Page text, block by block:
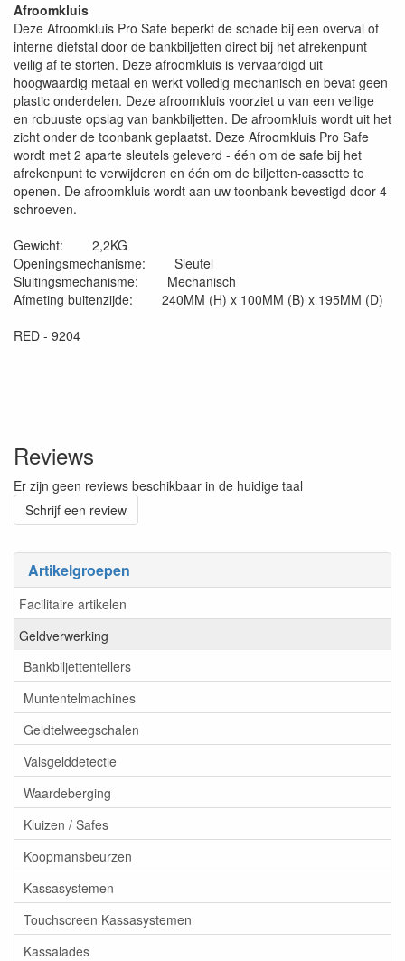
Artikelgroepen
Facilitaire artikelen
Geldverwerking
Bankbiljettentellers
Muntentelmachines
Geldtelweegschalen
Valsgelddetectie
Waardeberging
Kluizen / Safes
Koopmansbeurzen
Kassasystemen
Touchscreen Kassasystemen
Kassalades
Afroomkluis
Deze Afroomkluis Pro Safe beperkt de schade bij een overval of
interne diefstal door de bankbiljetten direct bij het afrekenpunt
veilig af te storten. Deze afroomkluis is vervaardigd uit
hoogwaardig metaal en werkt volledig mechanisch en bevat geen
plastic onderdelen. Deze afroomkluis voorziet u van een veilige
en robuuste opslag van bankbiljetten. De afroomkluis wordt uit het
zicht onder de toonbank geplaatst. Deze Afroomkluis Pro Safe
wordt met 2 aparte sleutels geleverd - één om de safe bij het
afrekenpunt te verwijderen en één om de biljetten-cassette te
openen. De afroomkluis wordt aan uw toonbank bevestigd door 4
schroeven.
Gewicht: 2,2KG
Openingsmechanisme: Sleutel
Sluitingsmechanisme: Mechanisch
Afmeting buitenzijde: 240MM (H) x 100MM (B) x 195MM (D)
RED - 9204
Reviews
Er zijn geen reviews beschikbaar in de huidige taal
Schrijf een review